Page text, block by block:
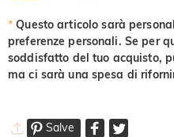
* Questo articolo sarà
preferenze personali. Se per
soddisfatto del tuo acquisto,
ma ci sarà una spesa di
Salve